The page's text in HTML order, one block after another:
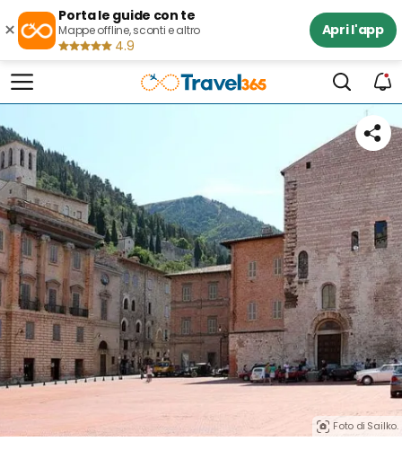
×
Porta le guide con te
Mappe offline, sconti e altro
4.9
Apri l'app
Foto di Sailko.